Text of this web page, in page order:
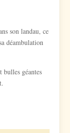
son landau, ce
déambulation
géantes